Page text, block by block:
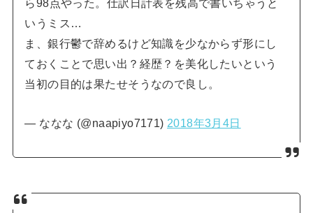
ら98点やった。仕訳日計表を残高で書いちゃうと
いうミス…
ま、銀行鬱で辞めるけど知識を少なからず形にし
ておくことで思い出？経歴？を美化したいという
当初の目的は果たせそうなので良し。
— ななな (@naapiyo7171) 2018年3月4日